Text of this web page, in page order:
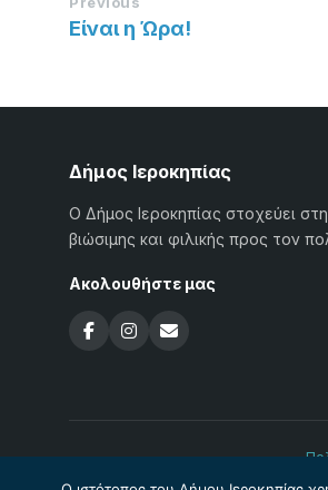
Είναι η Ώρα!
Δήμος Ιεροκηπίας
Ο Δήμος Ιεροκηπίας στοχεύει
βιώσιμης και φιλικής προς τον
Ακολουθήστε μας